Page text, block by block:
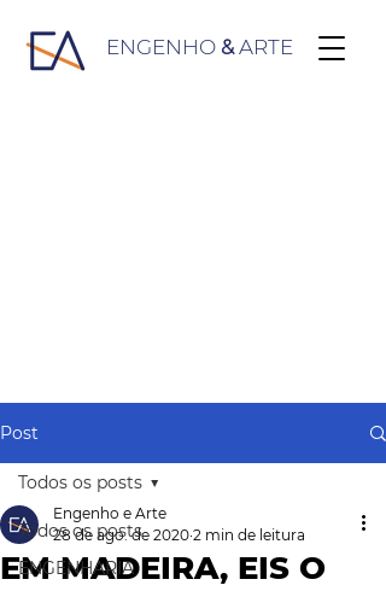
ENGENHO &ARTE
Post
Todos os posts
ENGENHARIA
Todos os posts
EM MADEIRA, EIS O
Engenho e Arte
28 de ago. de 2020 2 min de leitura